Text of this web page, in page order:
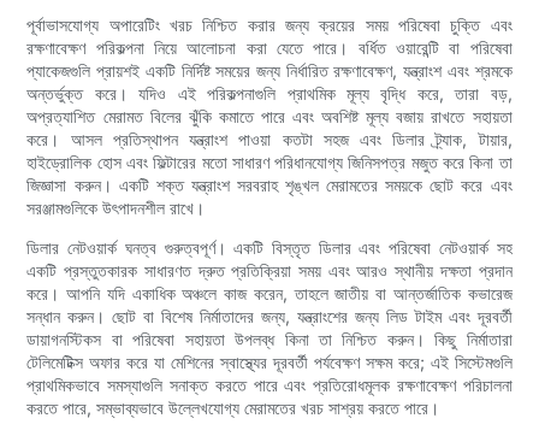
পূর্বাভাসযোগ্য অপারেটিং খরচ নিশ্চিত করার জন্য ক্রয়ের সময় পরিষেবা চুক্তি এবং
রক্ষণাবেক্ষণ পরিকল্পনা নিয়ে আলোচনা করা যেতে পারে। বর্ধিত ওয়ারেন্টি বা পরিষেবা
প্যাকেজগুলি প্রায়শই একটি নির্দিষ্ট সময়ের জন্য নির্ধারিত রক্ষণাবেক্ষণ, যন্ত্রাংশ এবং শ্রমকে
অন্তর্ভুক্ত করে। যদিও এই পরিকল্পনাগুলি প্রাথমিক মূল্য বৃদ্ধি করে, তারা বড়,
অপ্রত্যাশিত মেরামত বিলের ঝুঁকি কমাতে পারে এবং অবশিষ্ট মূল্য বজায় রাখতে সহায়তা
করে। আসল প্রতিস্থাপন যন্ত্রাংশ পাওয়া কতটা সহজ এবং ডিলার ট্র্যাক, টায়ার,
হাইড্রোলিক হোস এবং ফিল্টারের মতো সাধারণ পরিধানযোগ্য জিনিসপত্র মজুত করে কিনা তা
জিজ্ঞাসা করুন। একটি শক্ত যন্ত্রাংশ সরবরাহ শৃঙ্খল মেরামতের সময়কে ছোট করে এবং
সরঞ্জামগুলিকে উৎপাদনশীল রাখে।
ডিলার নেটওয়ার্ক ঘনত্ব গুরুত্বপূর্ণ। একটি বিস্তৃত ডিলার এবং পরিষেবা নেটওয়ার্ক সহ
একটি প্রস্তুতকারক সাধারণত দ্রুত প্রতিক্রিয়া সময় এবং আরও স্থানীয় দক্ষতা প্রদান
করে। আপনি যদি একাধিক অঞ্চলে কাজ করেন, তাহলে জাতীয় বা আন্তর্জাতিক কভারেজ
সন্ধান করুন। ছোট বা বিশেষ নির্মাতাদের জন্য, যন্ত্রাংশের জন্য লিড টাইম এবং দূরবর্তী
ডায়াগনস্টিকস বা পরিষেবা সহায়তা উপলব্ধ কিনা তা নিশ্চিত করুন। কিছু নির্মাতারা
টেলিমেটিক্স অফার করে যা মেশিনের স্বাস্থ্যের দূরবর্তী পর্যবেক্ষণ সক্ষম করে; এই সিস্টেমগুলি
প্রাথমিকভাবে সমস্যাগুলি সনাক্ত করতে পারে এবং প্রতিরোধমূলক রক্ষণাবেক্ষণ পরিচালনা
করতে পারে, সম্ভাব্যভাবে উল্লেখযোগ্য মেরামতের খরচ সাশ্রয় করতে পারে।